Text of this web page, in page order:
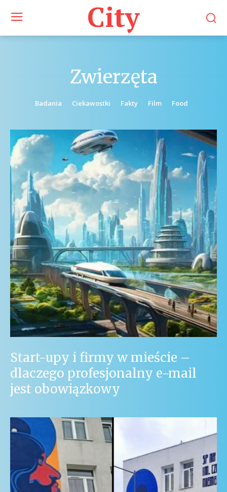
City
Zwierzęta
Badania Ciekawostki Fakty Film Food
Start-upy i firmy w mieście –
dlaczego profesjonalny e-mail
jest obowiązkowy